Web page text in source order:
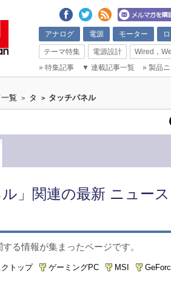
アナログ 電源 モーター
テーマ特集 電源設計
Wired，
» 特集記事 ▼ 連載記事一覧 » 製品
覧 > タ > タッチパネル
ル」関連の最新 ニュー
する情報が集まったページです。
トップ ゲーミングPC MSI